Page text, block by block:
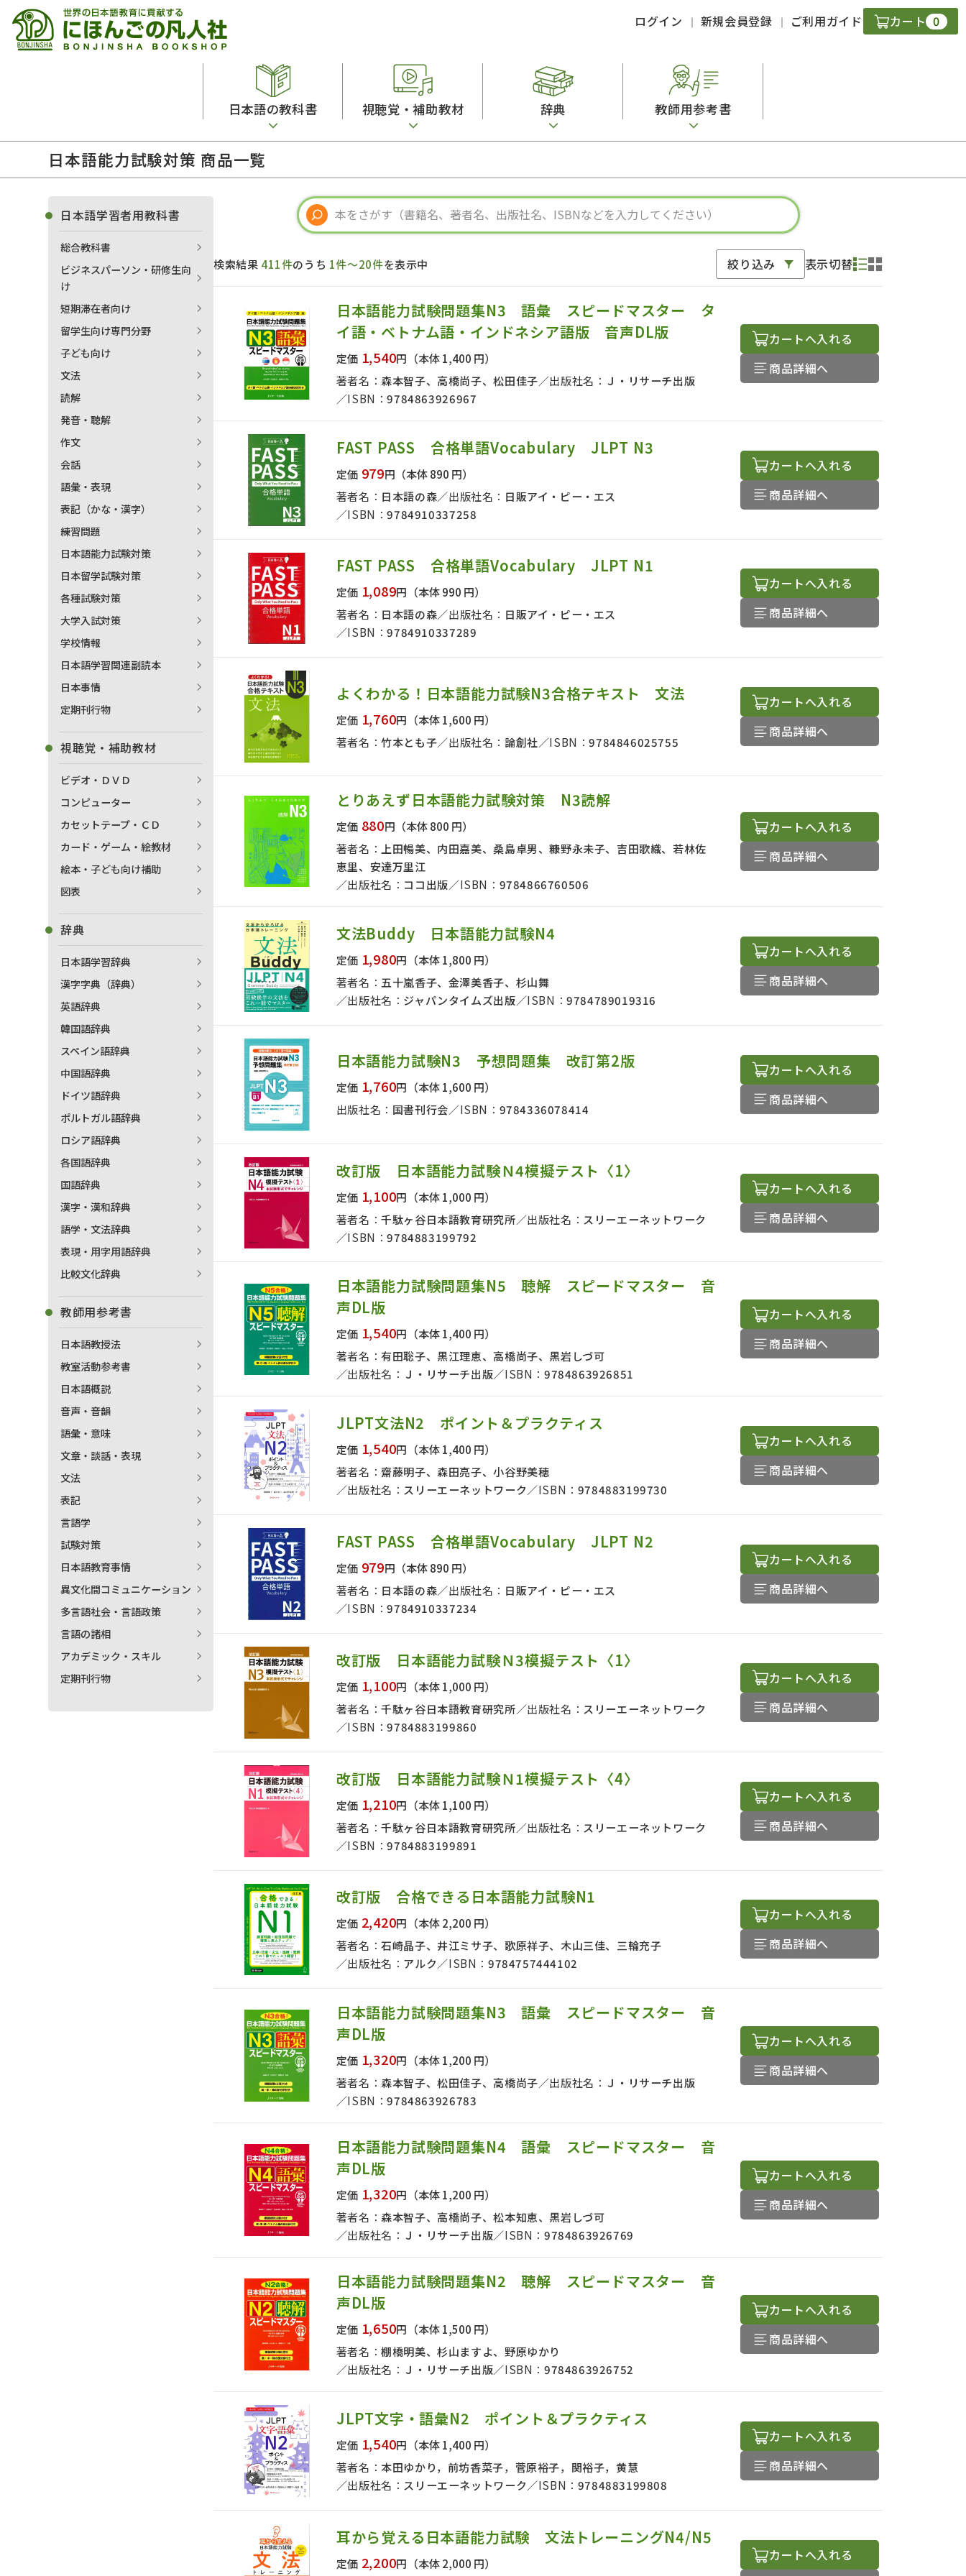
ログイン 新規会員登録 ご利用ガイド カート 0
日本語の教科書
総合教科書
留学生向け専門分野
子ども向け
文法
読解
発音・聴解
作文
練習問題
各種試験対策
大学入試対策
学校情報
日本語学習関連副読本
日本事情 定期刊行物
視聴覚・補助教材
ビデオ・ＤＶＤ
カード・ゲーム・絵教材
絵本・子ども向け補助 図表
辞典
日本語学習辞典
韓国語辞典
スペイン語辞典
中国語辞典
ドイツ語辞典
ポルトガル語辞典
ロシア語辞典
各国語辞典
語学・文法辞典
教師用参考書
日本語教授法
音声・音韻
語彙・意味
文章・談話・表現
文法
表記
言語学
試験対策
多言語社会・言語政策
定期刊行物
日本語能力試験対策 商品一覧
検索結果 411件のうち 1件～20件を表示中 絞り込み 表示切替
出版社名で絞り込む
著者名で絞り込む
絞り込む
日本語能力試験問題集N3 語彙 スピードマスター タ
イ語・ベトナム語・インドネシア語版 音声DL版
定価 1,540円 （本体 1,400 円）
著者名： 森本智子、高橋尚子、松田佳子 出版社名： Ｊ・リサーチ出版
ISBN：9784863926967
カートへ入れる
商品詳細へ
FAST PASS 合格単語Vocabulary JLPT N3
定価 979円 （本体 890 円）
著者名： 日本語の森 出版社名： 日販アイ・ピー・エス
ISBN：9784910337258
カートへ入れる
商品詳細へ
FAST PASS 合格単語Vocabulary JLPT N1
定価 1,089円 （本体 990 円）
著者名： 日本語の森 出版社名： 日販アイ・ピー・エス
ISBN：9784910337289
カートへ入れる
商品詳細へ
よくわかる！日本語能力試験N3合格テキスト 文法
定価 1,760円 （本体 1,600 円）
著者名：竹本とも子 出版社名： 論創社 ISBN：9784846025755
カートへ入れる
商品詳細へ
とりあえず日本語能力試験対策 N3読解
定価 880円 （本体 800 円）
著者名： 上田暢美、内田嘉美、桑島卓男、糠野永未子、吉田歌織、若林佐
恵里、安達万里江
出版社名： ココ出版 ISBN： 9784866760506
カートへ入れる
商品詳細へ
文法Buddy 日本語能力試験N4
定価 1,980円 （本体 1,800 円）
著者名： 五十嵐香子、金澤美香子、杉山舞
出版社名： ジャパンタイムズ出版 ISBN：9784789019316
カートへ入れる
商品詳細へ
日本語能力試験N3 予想問題集 改訂第2版
定価 1,760円 （本体 1,600 円）
出版社名： 国書刊行会 ISBN： 9784336078414
カートへ入れる
商品詳細へ
改訂版 日本語能力試験Ｎ4模擬テスト〈1〉
定価 1,100円 （本体 1,000 円）
著者名：千駄ヶ谷日本語教育研究所 出版社名： スリーエーネットワーク
ISBN：9784883199792
カートへ入れる
商品詳細へ
日本語能力試験問題集N5 聴解 スピードマスター 音
声DL版
定価 1,540円 （本体 1,400 円）
著者名：有田聡子、黒江理恵、高橋尚子、黒岩しづ可
出版社名： Ｊ・リサーチ出版 ISBN： 9784863926851
カートへ入れる
商品詳細へ
JLPT文法N2 ポイント＆プラクティス
定価 1,540円 （本体 1,400 円）
著者名：齋藤明子、森田亮子、小谷野美穂
出版社名： スリーエーネットワーク ISBN： 9784883199730
カートへ入れる
商品詳細へ
FAST PASS 合格単語Vocabulary JLPT N2
定価 979円 （本体 890 円）
著者名： 日本語の森 出版社名： 日販アイ・ピー・エス
ISBN：9784910337234
カートへ入れる
商品詳細へ
改訂版 日本語能力試験Ｎ3模擬テスト〈1〉
定価 1,100円 （本体 1,000 円）
著者名：千駄ヶ谷日本語教育研究所 出版社名： スリーエーネットワーク
ISBN：9784883199860
カートへ入れる
商品詳細へ
改訂版 日本語能力試験Ｎ1模擬テスト〈4〉
定価 1,210円 （本体 1,100 円）
著者名：千駄ヶ谷日本語教育研究所 出版社名： スリーエーネットワーク
ISBN：9784883199891
カートへ入れる
商品詳細へ
改訂版 合格できる日本語能力試験N1
定価 2,420円 （本体 2,200 円）
著者名：石崎晶子、井江ミサ子、歌原祥子、木山三佳、三輪充子
出版社名： アルク ISBN： 9784757444102
カートへ入れる
商品詳細へ
日本語能力試験問題集N3 語彙 スピードマスター 音
声DL版
定価 1,320円 （本体 1,200 円）
著者名： 森本智子、松田佳子、高橋尚子 出版社名： Ｊ・リサーチ出版
ISBN：9784863926783
カートへ入れる
商品詳細へ
日本語能力試験問題集N4 語彙 スピードマスター 音
声DL版
定価 1,320円 （本体 1,200 円）
著者名： 森本智子、高橋尚子、松本知恵、黒岩しづ可
出版社名： Ｊ・リサーチ出版 ISBN： 9784863926769
カートへ入れる
商品詳細へ
日本語能力試験問題集N2 聴解 スピードマスター 音
声DL版
定価 1,650円 （本体 1,500 円）
著者名：棚橋明美、杉山ますよ、野原ゆかり
出版社名： Ｊ・リサーチ出版 ISBN： 9784863926752
カートへ入れる
商品詳細へ
JLPT文字・語彙N2 ポイント＆プラクティス
定価 1,540円 （本体 1,400 円）
著者名： 本田ゆかり，前坊香菜子，菅原裕子，関裕子，黄慧
出版社名： スリーエーネットワーク ISBN： 9784883199808
カートへ入れる
商品詳細へ
耳から覚える日本語能力試験 文法トレーニングN4/N5
定価 2,200円 （本体 2,000 円）
カートへ入れる
日本語学習者用教科書
総合教科書
ビジネスパーソン・研修生向
け
短期滞在者向け
留学生向け専門分野
子ども向け
文法
読解
発音・聴解
作文
会話
語彙・表現
表記（かな・漢字）
練習問題
日本語能力試験対策
日本留学試験対策
各種試験対策
大学入試対策
学校情報
日本語学習関連副読本
日本事情
定期刊行物
視聴覚・補助教材
ビデオ・ＤＶＤ
コンピューター
カセットテープ・ＣＤ
カード・ゲーム・絵教材
絵本・子ども向け補助
図表
辞典
日本語学習辞典
漢字字典（辞典）
英語辞典
韓国語辞典
スペイン語辞典
中国語辞典
ドイツ語辞典
ポルトガル語辞典
ロシア語辞典
各国語辞典
国語辞典
漢字・漢和辞典
語学・文法辞典
表現・用字用語辞典
比較文化辞典
教師用参考書
日本語教授法
教室活動参考書
日本語概説
音声・音韻
語彙・意味
文章・談話・表現
文法
表記
言語学
試験対策
日本語教育事情
異文化間コミュニケーション
多言語社会・言語政策
言語の諸相
アカデミック・スキル
定期刊行物